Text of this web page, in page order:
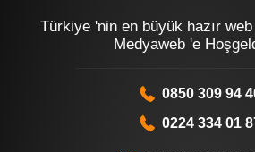
Türkiye 'nin en büyük hazır web
Medyaweb 'e
0850 309 94
0224 334 01